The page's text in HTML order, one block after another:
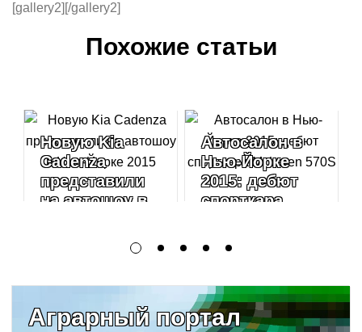
[gallery2][/gallery2]
Похожие статьи
Новую Kia
Cadenza
представили
на автошоу в
Автосалон в
Нью-Йорке
2015: дебют
спорткара
Аграрный портал